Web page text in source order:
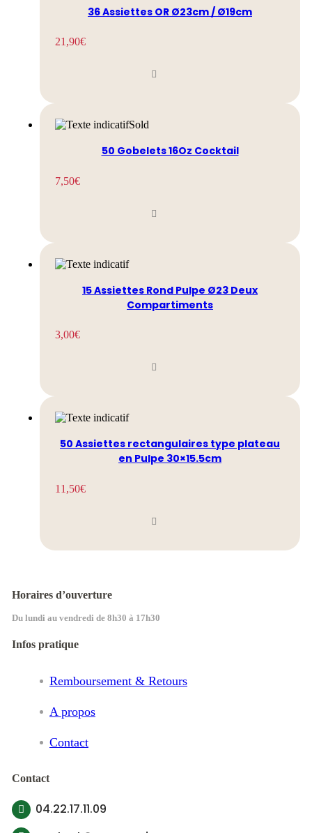
36 Assiettes OR Ø23cm / Ø19cm
21,90€
Sold
50 Gobelets 16Oz Cocktail
7,50€
15 Assiettes Rond Pulpe Ø23 Deux
Compartiments
3,00€
50 Assiettes rectangulaires type plateau
en Pulpe 30×15.5cm
11,50€
Horaires d’ouverture
Du lundi au vendredi de 8h30 à 17h30
Infos pratique
Remboursement & Retours
A propos
Contact
Contact
04.22.17.11.09